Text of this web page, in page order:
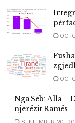
Nga Sebi Alla –
njerëzit Ramës
SEPTEMBER 20,